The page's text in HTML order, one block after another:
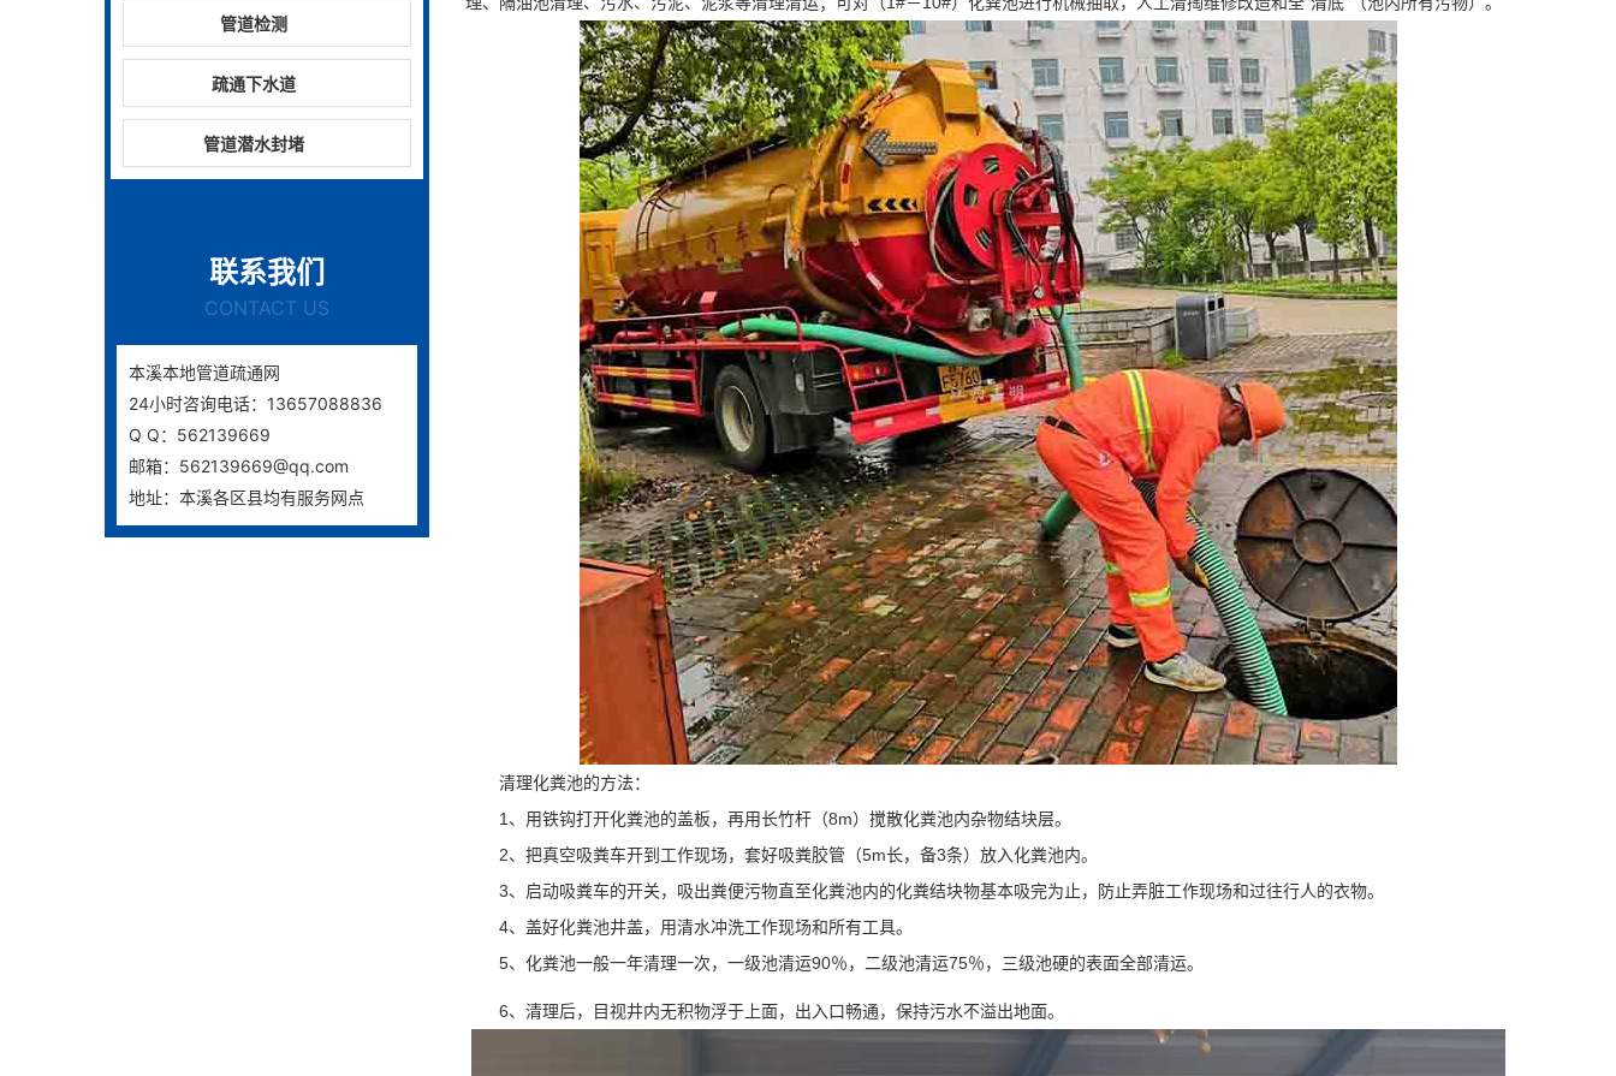
管道检测
疏通下水道
管道潜水封堵
联系我们
CONTACT US
本溪本地管道疏通网
24小时咨询电话：13657088836
Q Q：562139669
邮箱：562139669@qq.com
地址：本溪各区县均有服务网点
清理化粪池的方法：
1、用铁钩打开化粪池的盖板，再用长竹杆（8m）搅散化粪池内杂物结块层。
2、把真空吸粪车开到工作现场，套好吸粪胶管（5m长，备3条）放入化粪池内。
3、启动吸粪车的开关，吸出粪便污物直至化粪池内的化粪结块物基本吸完为止，防止弄脏工作现场和过往行人的衣物。
4、盖好化粪池井盖，用清水冲洗工作现场和所有工具。
5、化粪池一般一年清理一次，一级池清运90％，二级池清运75％，三级池硬的表面全部清运。
6、清理后，目视井内无积物浮于上面，出入口畅通，保持污水不溢出地面。